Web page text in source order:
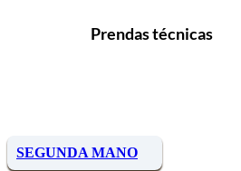
Prendas técnicas
SEGUNDA MANO